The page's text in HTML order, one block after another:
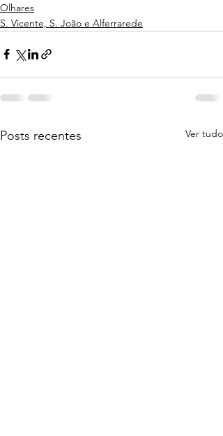
Olhares
S. Vicente, S. João e Alferrarede
Posts recentes Ver tudo